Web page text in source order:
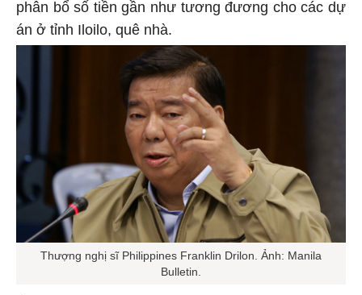
phân bổ số tiền gần như tương đương cho các dự
án ở tỉnh Iloilo, quê nhà.
Thượng nghị sĩ Philippines Franklin Drilon. Ảnh: Manila
Bulletin.